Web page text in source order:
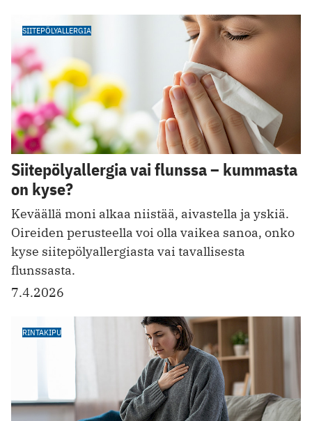
SIITEPÖLYALLERGIA
Siitepölyallergia vai flunssa – kummasta
on kyse?
Keväällä moni alkaa niistää, aivastella ja yskiä.
Oireiden perusteella voi olla vaikea sanoa, onko
kyse siitepölyallergiasta vai tavallisesta
flunssasta.
7.4.2026
RINTAKIPU